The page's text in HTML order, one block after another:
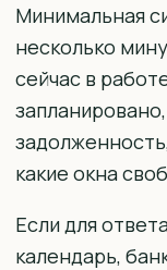
Минимальная
несколько
сейчас в
какие окна
Если для
календарь,